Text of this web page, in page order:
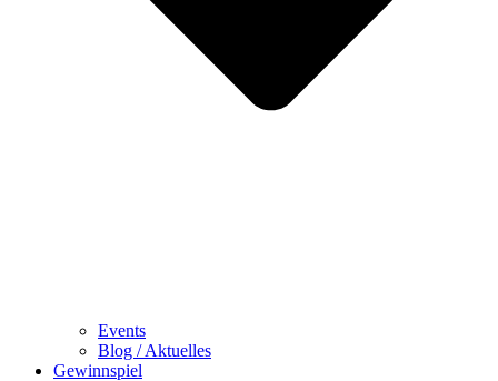
Events
Blog / Aktuelles
Gewinnspiel